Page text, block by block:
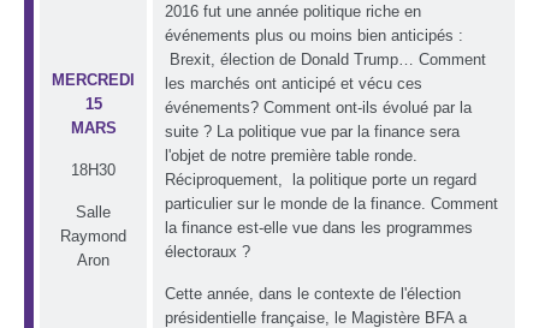
MERCREDI
15
MARS
18H30
Salle
Raymond
Aron
2016 fut une année politique riche en
événements plus ou moins bien anticipés :
Brexit, élection de Donald Trump… Comment
les marchés ont anticipé et vécu ces
événements? Comment ont-ils évolué par la
suite ? La politique vue par la finance sera
l'objet de notre première table ronde.
Réciproquement, la politique porte un regard
particulier sur le monde de la finance. Comment
la finance est-elle vue dans les programmes
électoraux ?
Cette année, dans le contexte de l'élection
présidentielle française, le Magistère BFA a